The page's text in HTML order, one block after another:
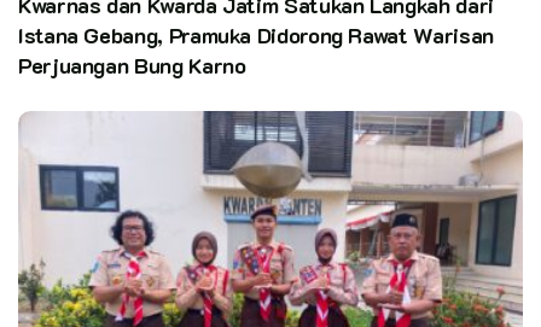
Istana Gebang, Pramuka Didorong Rawat Warisan
Perjuangan Bung Karno